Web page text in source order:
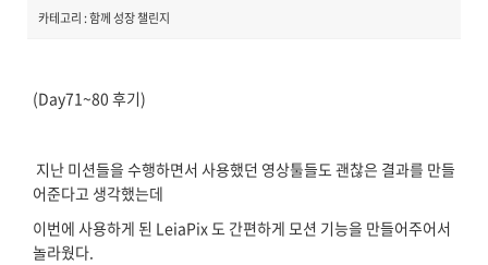
카테고리 : 함께 성장 챌린지
(Day71~80 후기)
지난 미션들을 수행하면서 사용했던 영상툴들도 괜찮은 결과를 만들
어준다고 생각했는데
이번에 사용하게 된 LeiaPix 도 간편하게 모션 기능을 만들어주어서
놀라웠다.